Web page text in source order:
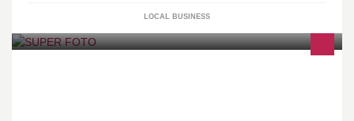
LOCAL BUSINESS